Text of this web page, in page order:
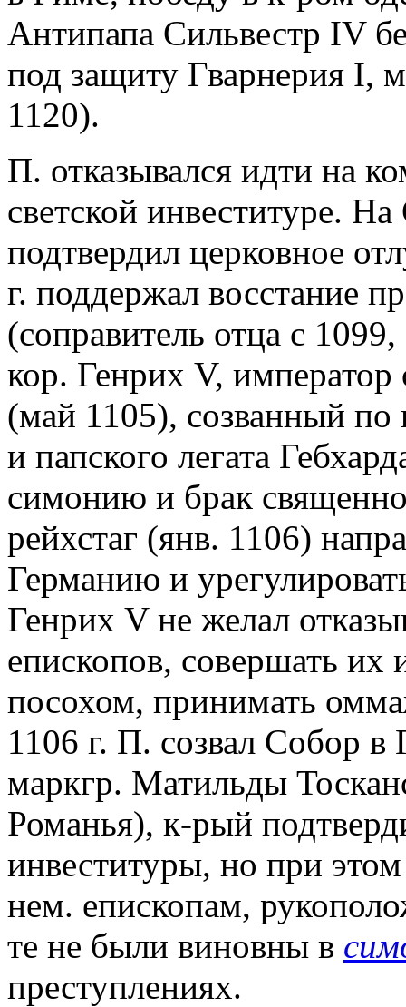
Антипапа Сильвестр IV
под защиту Гварнерия I,
1120).
П. отказывался идти на
светской инвеституре.
подтвердил церковное
г. поддержал восстание
(соправитель отца с
кор. Генрих V,
(май 1105), созванный по
и папского легата
симонию и брак
рейхстаг (янв. 1106)
Германию и
Генрих V не желал
епископов, совершать их
посохом, принимать
1106 г. П. созвал Собор в
маркгр. Матильды
Романья), к-рый
инвеституры, но при
нем. епископам,
те не были виновны в
преступлениях.